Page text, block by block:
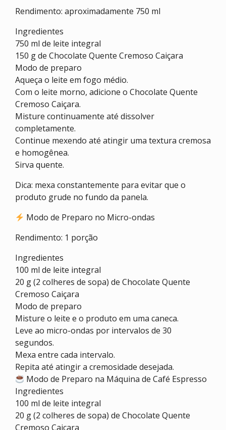
Rendimento: aproximadamente 750 ml
Ingredientes
750 ml de leite integral
150 g de Chocolate Quente Cremoso Caiçara
Modo de preparo
Aqueça o leite em fogo médio.
Com o leite morno, adicione o Chocolate Quente
Cremoso Caiçara.
Misture continuamente até dissolver
completamente.
Continue mexendo até atingir uma textura cremosa
e homogênea.
Sirva quente.
Dica: mexa constantemente para evitar que o
produto grude no fundo da panela.
Modo de Preparo no Micro-ondas
Rendimento: 1 porção
Ingredientes
100 ml de leite integral
20 g (2 colheres de sopa) de Chocolate Quente
Cremoso Caiçara
Modo de preparo
Misture o leite e o produto em uma caneca.
Leve ao micro-ondas por intervalos de 30
segundos.
Mexa entre cada intervalo.
Repita até atingir a cremosidade desejada.
Modo de Preparo na Máquina de Café Espresso
Ingredientes
100 ml de leite integral
20 g (2 colheres de sopa) de Chocolate Quente
Cremoso Caiçara